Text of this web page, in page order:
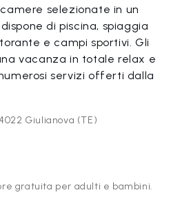
selezionate in un
di piscina, spiaggia
e campi sportivi. Gli
vacanza in totale relax e
servizi offerti dalla
Giulianova (TE)
gratuita per adulti e bambini.